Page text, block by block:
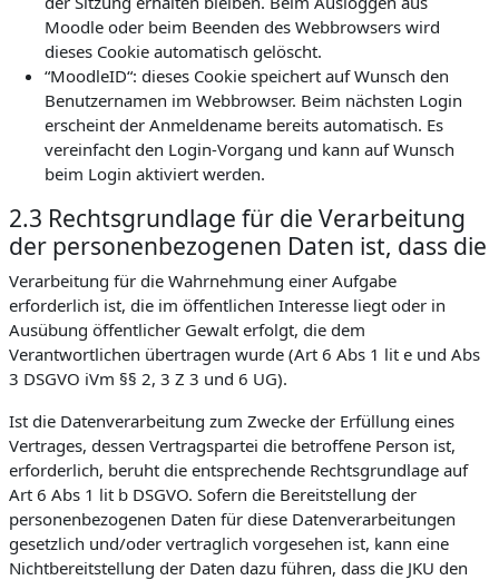
Moodle oder beim Beenden des Webbrowsers wird
dieses Cookie automatisch gelöscht.
“MoodleID“: dieses Cookie speichert auf Wunsch den
Benutzernamen im Webbrowser. Beim nächsten Login
erscheint der Anmeldename bereits automatisch. Es
vereinfacht den Login-Vorgang und kann auf Wunsch
beim Login aktiviert werden.
2.3 Rechtsgrundlage für die Verarbeitung
der personenbezogenen Daten ist, dass die
Verarbeitung für die Wahrnehmung einer Aufgabe
erforderlich ist, die im öffentlichen Interesse liegt oder in
Ausübung öffentlicher Gewalt erfolgt, die dem
Verantwortlichen übertragen wurde (Art 6 Abs 1 lit e und Abs
3 DSGVO iVm §§ 2, 3 Z 3 und 6 UG).
Ist die Datenverarbeitung zum Zwecke der Erfüllung eines
Vertrages, dessen Vertragspartei die betroffene Person ist,
erforderlich, beruht die entsprechende Rechtsgrundlage auf
Art 6 Abs 1 lit b DSGVO. Sofern die Bereitstellung der
personenbezogenen Daten für diese Datenverarbeitungen
gesetzlich und/oder vertraglich vorgesehen ist, kann eine
Nichtbereitstellung der Daten dazu führen, dass die JKU den